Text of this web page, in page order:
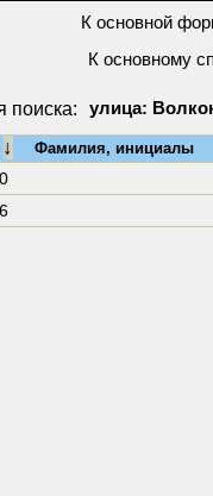
К основной
К основному
поиска: улица:
↓ Фамилия, инициалы